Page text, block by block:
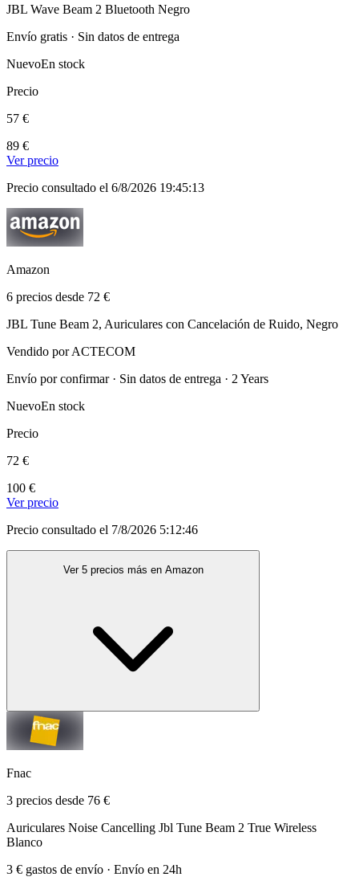
JBL Wave Beam 2 Bluetooth Negro
Envío gratis · Sin datos de entrega
NuevoEn stock
Precio
57 €
89 €
Ver precio
Precio consultado el 6/8/2026 19:45:13
Amazon
6 precios desde 72 €
JBL Tune Beam 2, Auriculares con Cancelación de Ruido, Negro
Vendido por ACTECOM
Envío por confirmar · Sin datos de entrega · 2 Years
NuevoEn stock
Precio
72 €
100 €
Ver precio
Precio consultado el 7/8/2026 5:12:46
Ver 5 precios más en Amazon
Fnac
3 precios desde 76 €
Auriculares Noise Cancelling Jbl Tune Beam 2 True Wireless
Blanco
3 € gastos de envío · Envío en 24h